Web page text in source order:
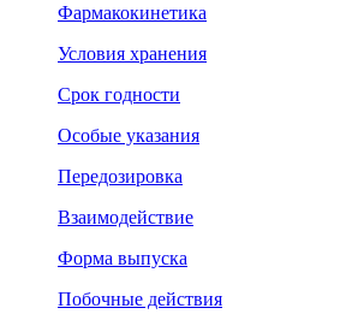
Фармакокинетика
Условия хранения
Срок годности
Особые указания
Передозировка
Взаимодействие
Форма выпуска
Побочные действия